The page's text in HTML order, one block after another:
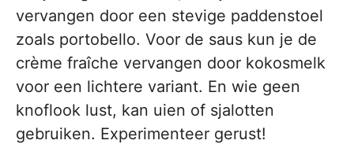
vervangen door een stevige paddenstoel
zoals portobello. Voor de saus kun je de
crème fraîche vervangen door kokosmelk
voor een lichtere variant. En wie geen
knoflook lust, kan uien of sjalotten
gebruiken. Experimenteer gerust!